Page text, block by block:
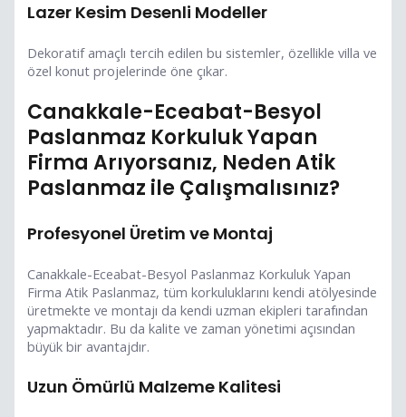
Lazer Kesim Desenli Modeller
Dekoratif amaçlı tercih edilen bu sistemler, özellikle villa ve
özel konut projelerinde öne çıkar.
Canakkale-Eceabat-Besyol
Paslanmaz Korkuluk Yapan
Firma Arıyorsanız, Neden Atik
Paslanmaz ile Çalışmalısınız?
Profesyonel Üretim ve Montaj
Canakkale-Eceabat-Besyol Paslanmaz Korkuluk Yapan
Firma Atik Paslanmaz, tüm korkuluklarını kendi atölyesinde
üretmekte ve montajı da kendi uzman ekipleri tarafından
yapmaktadır. Bu da kalite ve zaman yönetimi açısından
büyük bir avantajdır.
Uzun Ömürlü Malzeme Kalitesi